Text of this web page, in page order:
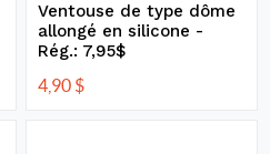
Ventouse de type dôme
allongé en silicone -
Rég.: 7,95$
4,90 $